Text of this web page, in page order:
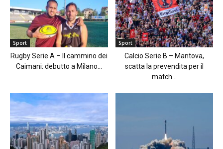
Sport
Rugby Serie A – Il cammino dei
Caimani: debutto a Milano...
Sport
Calcio Serie B – Mantova,
scatta la prevendita per il
match...